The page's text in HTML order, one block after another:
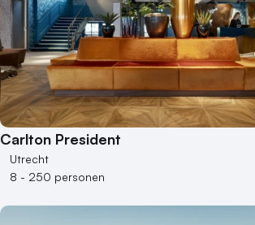
100 - 250 personen
250 - 500 personen
500+ personen
Bijzondere locaties
Buitenlocatie
Duurzame locatie
Groene locatie
Heisessie
Hotel
Carlton President
Utrecht
8 - 250 personen